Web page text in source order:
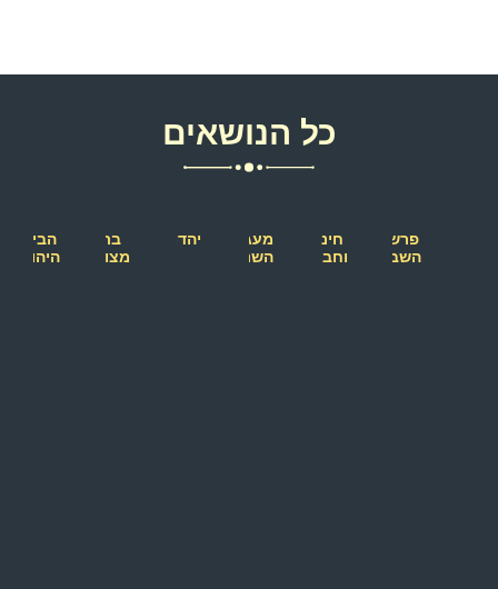
כל הנושאים
פרשת
השבוע
חינוך
וחברה
מעגל
השנה
יהדות
בת
מצווה
הבית
היהודי